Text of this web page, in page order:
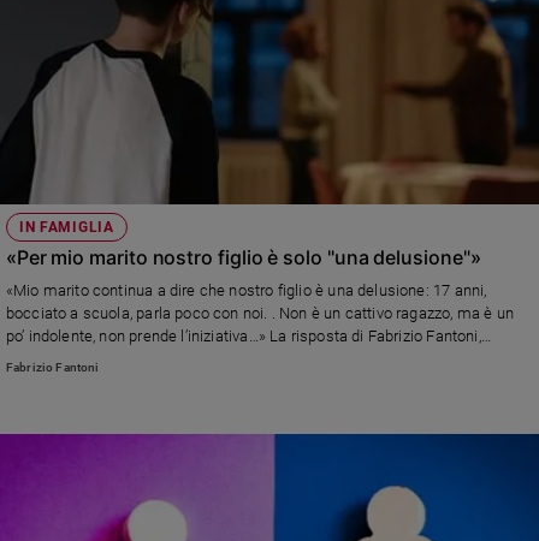
Vai
Riflessioni
Video
Podcast
Privacy
Policy
Contatti
IN FAMIGLIA
«Per mio marito nostro figlio è solo "una delusione"»
«Mio marito continua a dire che nostro figlio è una delusione: 17 anni,
bocciato a scuola, parla poco con noi. . Non è un cattivo ragazzo, ma è un
po’ indolente, non prende l’iniziativa…» La risposta di Fabrizio Fantoni,
psicologo e psicoterapeuta
Fabrizio Fantoni